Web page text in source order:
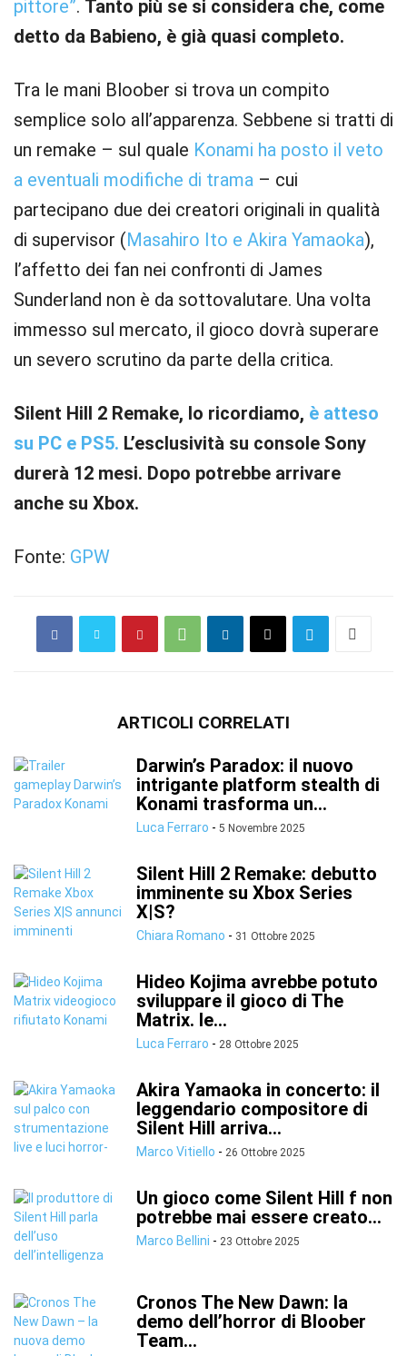
pittore”. Tanto più se si considera che, come
detto da Babieno, è già quasi completo.
Tra le mani Bloober si trova un compito
semplice solo all’apparenza. Sebbene si tratti di
un remake – sul quale Konami ha posto il veto
a eventuali modifiche di trama – cui
partecipano due dei creatori originali in qualità
di supervisor (Masahiro Ito e Akira Yamaoka),
l’affetto dei fan nei confronti di James
Sunderland non è da sottovalutare. Una volta
immesso sul mercato, il gioco dovrà superare
un severo scrutino da parte della critica.
Silent Hill 2 Remake, lo ricordiamo, è atteso
su PC e PS5. L’esclusività su console Sony
durerà 12 mesi. Dopo potrebbe arrivare
anche su Xbox.
Fonte: GPW
ARTICOLI CORRELATI
Darwin’s Paradox: il nuovo
intrigante platform stealth di
Konami trasforma un...
Luca Ferraro - 5 Novembre 2025
Silent Hill 2 Remake: debutto
imminente su Xbox Series
X|S?
Chiara Romano - 31 Ottobre 2025
Hideo Kojima avrebbe potuto
sviluppare il gioco di The
Matrix. le...
Luca Ferraro - 28 Ottobre 2025
Akira Yamaoka in concerto: il
leggendario compositore di
Silent Hill arriva...
Marco Vitiello - 26 Ottobre 2025
Un gioco come Silent Hill f non
potrebbe mai essere creato...
Marco Bellini - 23 Ottobre 2025
Cronos The New Dawn: la
demo dell’horror di Bloober
Team...